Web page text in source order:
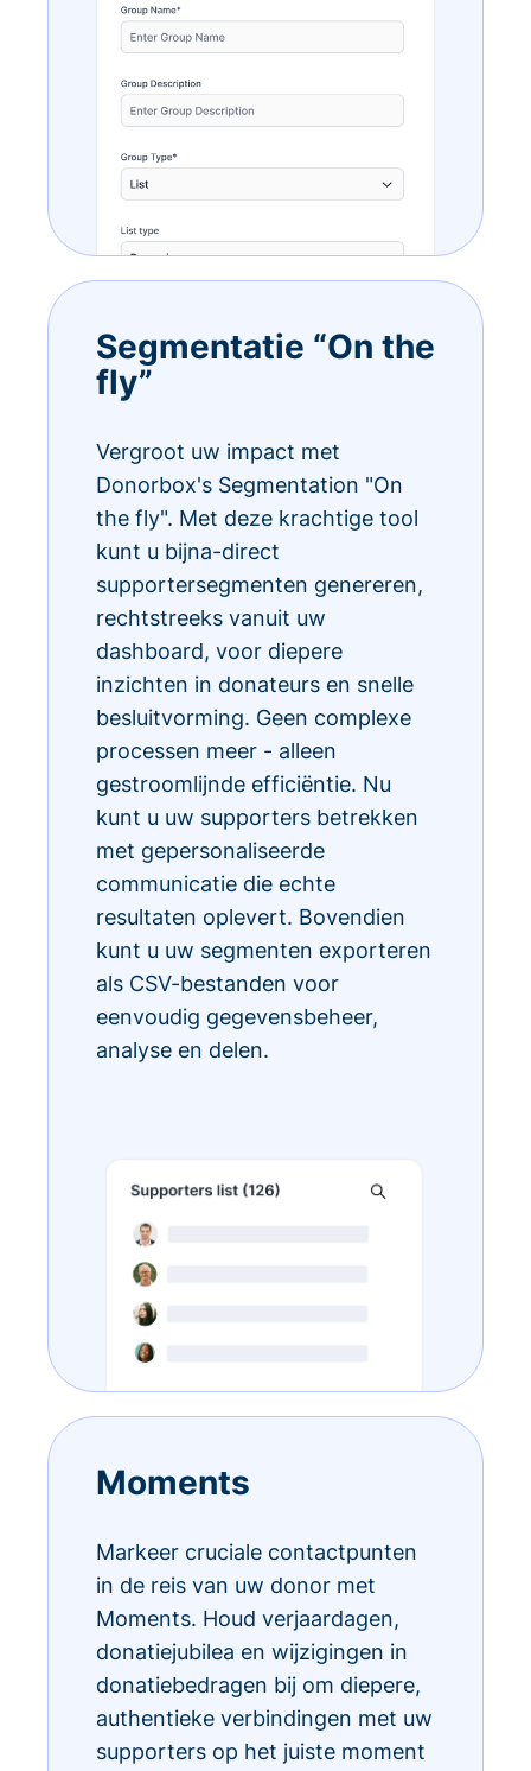
Segmentatie “On the
fly”
Vergroot uw impact met
Donorbox's Segmentation "On
the fly". Met deze krachtige tool
kunt u bijna-direct
supportersegmenten genereren,
rechtstreeks vanuit uw
dashboard, voor diepere
inzichten in donateurs en snelle
besluitvorming. Geen complexe
processen meer - alleen
gestroomlijnde efficiëntie. Nu
kunt u uw supporters betrekken
met gepersonaliseerde
communicatie die echte
resultaten oplevert. Bovendien
kunt u uw segmenten exporteren
als CSV-bestanden voor
eenvoudig gegevensbeheer,
analyse en delen.
Moments
Markeer cruciale contactpunten
in de reis van uw donor met
Moments. Houd verjaardagen,
donatiejubilea en wijzigingen in
donatiebedragen bij om diepere,
authentieke verbindingen met uw
supporters op het juiste moment